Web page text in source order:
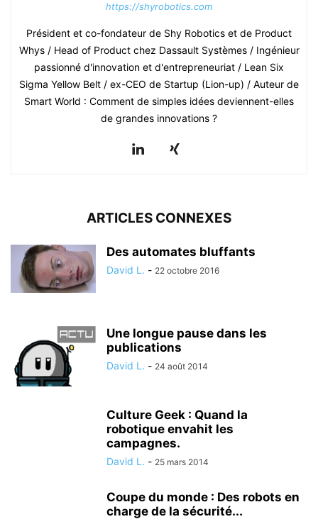
https://shyrobotics.com
Président et co-fondateur de Shy Robotics et de Product
Whys / Head of Product chez Dassault Systèmes / Ingénieur
passionné d'innovation et d'entrepreneuriat / Lean Six
Sigma Yellow Belt / ex-CEO de Startup (Lion-up) / Auteur de
Smart World : Comment de simples idées deviennent-elles
de grandes innovations ?
ARTICLES CONNEXES
Des automates bluffants
David L. - 22 octobre 2016
Une longue pause dans les
publications
David L. - 24 août 2014
Culture Geek : Quand la
robotique envahit les
campagnes.
David L. - 25 mars 2014
Coupe du monde : Des robots en
charge de la sécurité...